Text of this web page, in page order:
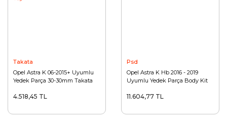
Takata
Opel Astra K 06-2015+ Uyumlu
Yedek Parça 30-30mm Takata
4.518,45 TL
Psd
Opel Astra K Hb 2016 - 2019
Uyumlu Yedek Parça Body Kit
11.604,77 TL